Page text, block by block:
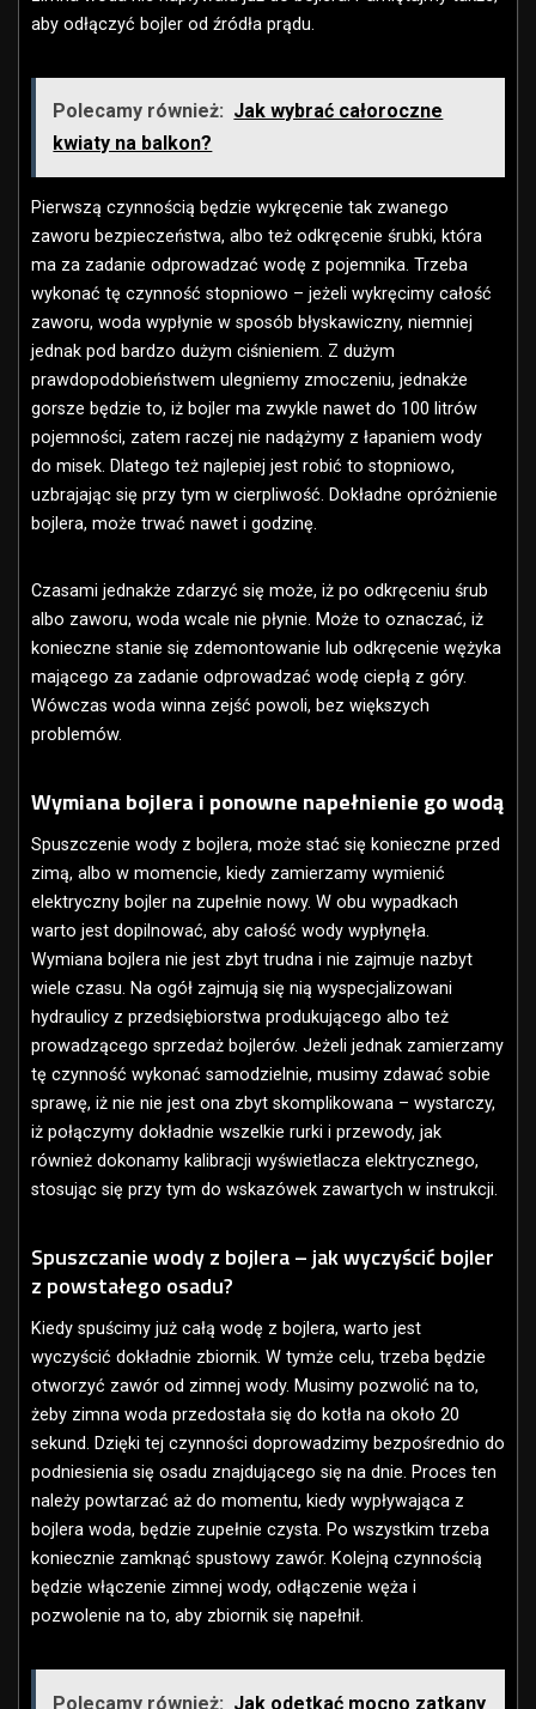
aby odłączyć bojler od źródła prądu.
Polecamy również: Jak wybrać całoroczne
kwiaty na balkon?
Pierwszą czynnością będzie wykręcenie tak zwanego
zaworu bezpieczeństwa, albo też odkręcenie śrubki, która
ma za zadanie odprowadzać wodę z pojemnika. Trzeba
wykonać tę czynność stopniowo – jeżeli wykręcimy całość
zaworu, woda wypłynie w sposób błyskawiczny, niemniej
jednak pod bardzo dużym ciśnieniem. Z dużym
prawdopodobieństwem ulegniemy zmoczeniu, jednakże
gorsze będzie to, iż bojler ma zwykle nawet do 100 litrów
pojemności, zatem raczej nie nadążymy z łapaniem wody
do misek. Dlatego też najlepiej jest robić to stopniowo,
uzbrajając się przy tym w cierpliwość. Dokładne opróżnienie
bojlera, może trwać nawet i godzinę.
Czasami jednakże zdarzyć się może, iż po odkręceniu śrub
albo zaworu, woda wcale nie płynie. Może to oznaczać, iż
konieczne stanie się zdemontowanie lub odkręcenie wężyka
mającego za zadanie odprowadzać wodę ciepłą z góry.
Wówczas woda winna zejść powoli, bez większych
problemów.
Wymiana bojlera i ponowne napełnienie go wodą
Spuszczenie wody z bojlera, może stać się konieczne przed
zimą, albo w momencie, kiedy zamierzamy wymienić
elektryczny bojler na zupełnie nowy. W obu wypadkach
warto jest dopilnować, aby całość wody wypłynęła.
Wymiana bojlera nie jest zbyt trudna i nie zajmuje nazbyt
wiele czasu. Na ogół zajmują się nią wyspecjalizowani
hydraulicy z przedsiębiorstwa produkującego albo też
prowadzącego sprzedaż bojlerów. Jeżeli jednak zamierzamy
tę czynność wykonać samodzielnie, musimy zdawać sobie
sprawę, iż nie nie jest ona zbyt skomplikowana – wystarczy,
iż połączymy dokładnie wszelkie rurki i przewody, jak
również dokonamy kalibracji wyświetlacza elektrycznego,
stosując się przy tym do wskazówek zawartych w instrukcji.
Spuszczanie wody z bojlera – jak wyczyścić bojler
z powstałego osadu?
Kiedy spuścimy już całą wodę z bojlera, warto jest
wyczyścić dokładnie zbiornik. W tymże celu, trzeba będzie
otworzyć zawór od zimnej wody. Musimy pozwolić na to,
żeby zimna woda przedostała się do kotła na około 20
sekund. Dzięki tej czynności doprowadzimy bezpośrednio do
podniesienia się osadu znajdującego się na dnie. Proces ten
należy powtarzać aż do momentu, kiedy wypływająca z
bojlera woda, będzie zupełnie czysta. Po wszystkim trzeba
koniecznie zamknąć spustowy zawór. Kolejną czynnością
będzie włączenie zimnej wody, odłączenie węża i
pozwolenie na to, aby zbiornik się napełnił.
Polecamy również: Jak odetkać mocno zatkany